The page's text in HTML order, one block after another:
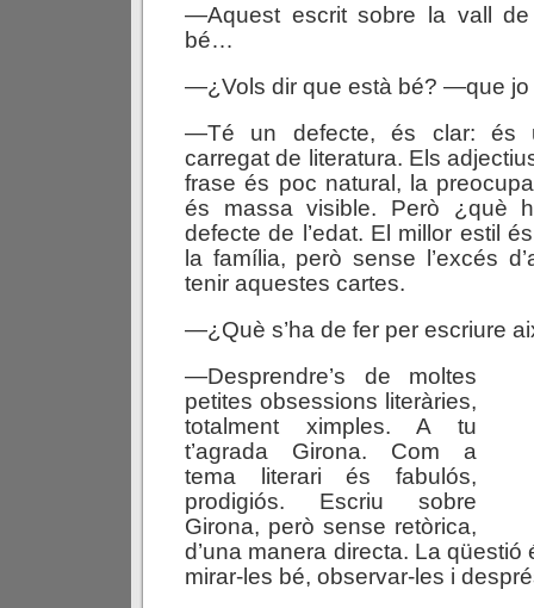
—Aquest escrit sobre la vall
bé…
—¿Vols dir que està bé? —que jo
—Té un defecte, és clar: és
carregat de literatura. Els
frase és poc natural, la
és massa visible. Però ¿què
defecte de l’edat. El millor estil
la família, però sense l’excés
tenir aquestes cartes.
—¿Què s’ha de fer per escriure
—Desprendre’s de moltes
petites obsessions literàries,
totalment ximples. A tu
t’agrada Girona. Com a
tema literari és fabulós,
prodigiós. Escriu sobre
Girona, però sense retòrica,
d’una manera directa. La qüestió
mirar-les bé, observar-les i